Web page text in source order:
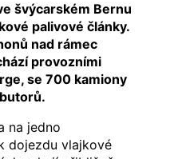
švýcarském Bernu
palivové články.
nad rámec
provozními
se 700 kamiony
na jedno
dojezdu vlajkové